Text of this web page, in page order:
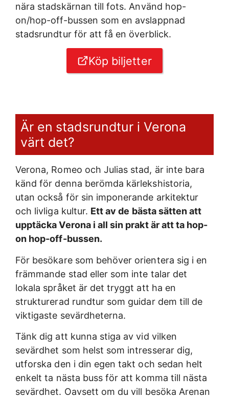
nära stadskärnan till fots. Använd hop-
on/hop-off-bussen som en avslappnad
stadsrundtur för att få en överblick.
Köp biljetter
Är en stadsrundtur i Verona
värt det?
Verona, Romeo och Julias stad, är inte bara
känd för denna berömda kärlekshistoria,
utan också för sin imponerande arkitektur
och livliga kultur. Ett av de bästa sätten att
upptäcka Verona i all sin prakt är att ta hop-
on hop-off-bussen.
För besökare som behöver orientera sig i en
främmande stad eller som inte talar det
lokala språket är det tryggt att ha en
strukturerad rundtur som guidar dem till de
viktigaste sevärdheterna.
Tänk dig att kunna stiga av vid vilken
sevärdhet som helst som intresserar dig,
utforska den i din egen takt och sedan helt
enkelt ta nästa buss för att komma till nästa
sevärdhet. Oavsett om du vill besöka Arenan